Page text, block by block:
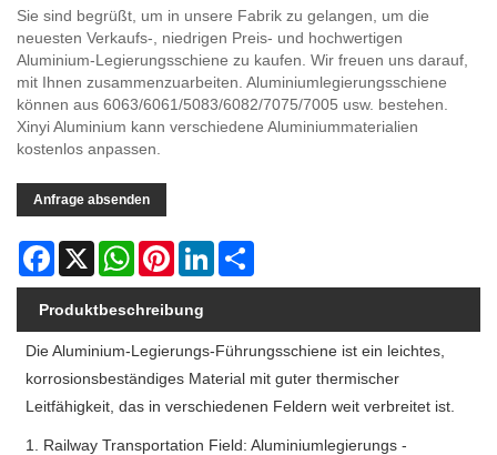
Sie sind begrüßt, um in unsere Fabrik zu gelangen, um die
neuesten Verkaufs-, niedrigen Preis- und hochwertigen
Aluminium-Legierungsschiene zu kaufen. Wir freuen uns darauf,
mit Ihnen zusammenzuarbeiten. Aluminiumlegierungsschiene
können aus 6063/6061/5083/6082/7075/7005 usw. bestehen.
Xinyi Aluminium kann verschiedene Aluminiummaterialien
kostenlos anpassen.
Anfrage absenden
Facebook
X WhatsAppPinterestLinkedIn
Produktbeschreibung
Die Aluminium-Legierungs-Führungsschiene ist ein leichtes,
korrosionsbeständiges Material mit guter thermischer
Leitfähigkeit, das in verschiedenen Feldern weit verbreitet ist.
1. Railway Transportation Field: Aluminiumlegierungs -